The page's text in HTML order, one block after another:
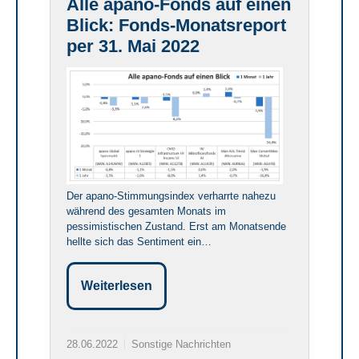
Alle apano-Fonds auf einen
Blick: Fonds-Monatsreport
per 31. Mai 2022
Der apano-Stimmungsindex verharrte nahezu
während des gesamten Monats im
pessimistischen Zustand. Erst am Monatsende
hellte sich das Sentiment ein…
Weiterlesen
28.06.2022 Sonstige Nachrichten